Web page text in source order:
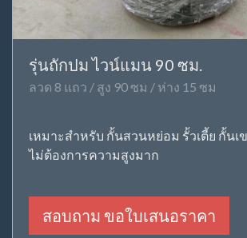
รุ่นถักปม ไวน์แมน 90 ซม.
ลวด 8 แถว / สูง 90 ซม / ห่าง 15 ซม
เหมาะสำหรับ กั้นสวนหย่อม รั้วเตี้ย กั้นเ
ไม่ต้องการความสูงมาก
สอบถาม ขอใบเสนอราคา